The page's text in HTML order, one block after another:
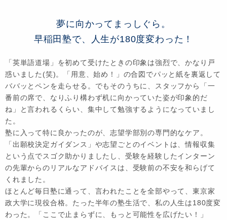
夢に向かってまっしぐら。
早稲田塾で、人生が180度変わった！
「英単語道場」を初めて受けたときの印象は強烈で、かなり戸
惑いました(笑)。「用意、始め！」の合図でパッと紙を裏返して
ババッとペンを走らせる。でもそのうちに、スタッフから「一
番前の席で、なりふり構わず机に向かっていた姿が印象的だ
ね」と言われるくらい、集中して勉強するようになっていまし
た。
塾に入って特に良かったのが、志望学部別の専門的なケア。
「出願校決定ガイダンス」や志望ごとのイベントは、情報収集
という点でスゴク助かりましたし、受験を経験したインターン
の先輩からのリアルなアドバイスは、受験前の不安を和らげて
くれました。
ほとんど毎日塾に通って、言われたことを全部やって、東京家
政大学に現役合格。たった半年の塾生活で、私の人生は180度変
わった。「ここで止まらずに、もっと可能性を広げたい！」